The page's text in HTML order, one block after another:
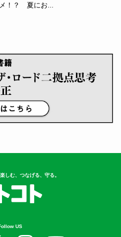
メ！？ 夏にお...
しむ、つなげる、守る。
US